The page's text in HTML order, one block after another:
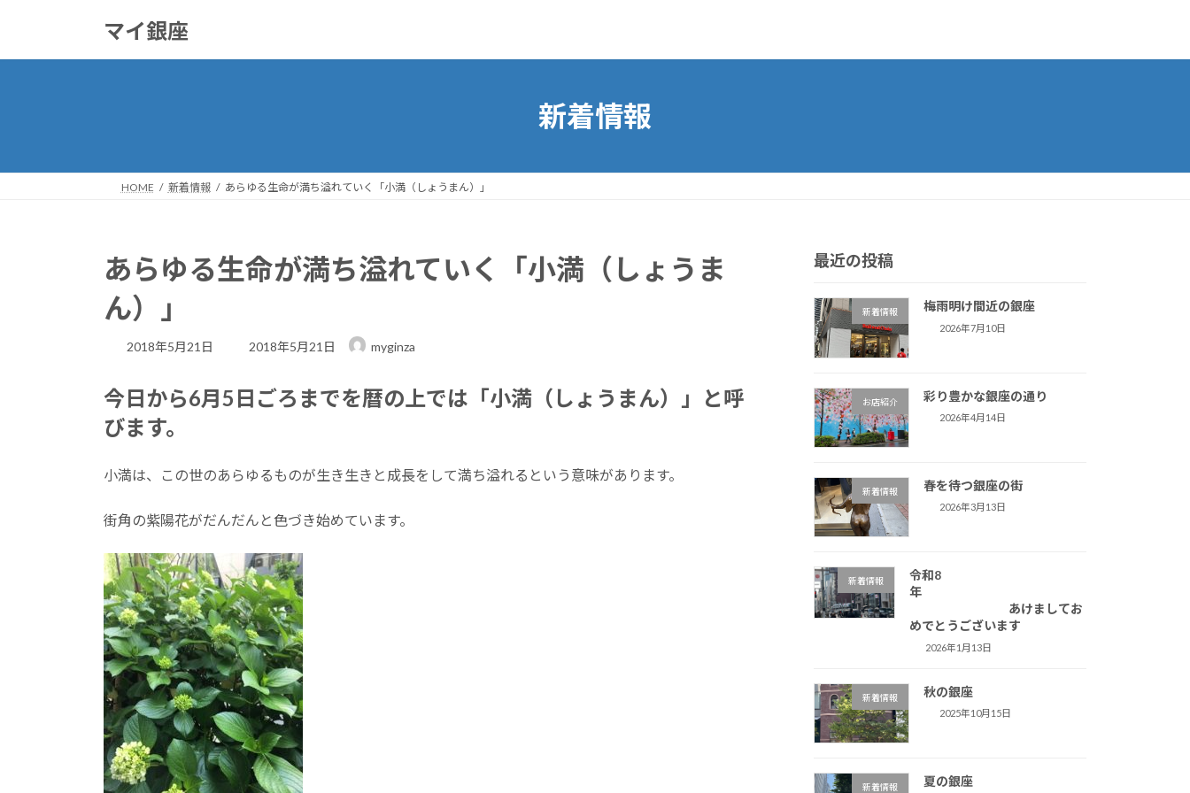
マイ銀座
新着情報
HOME 新着情報 あらゆる生命が満ち溢れていく「小満（しょうまん）」
あらゆる生命が満ち溢れていく「小満（しょうま
ん）」
2018年5月21日
最
新
2018年5月21日 myginza
今日から6月5日ごろまでを暦の上では「小満（しょうまん）」と呼
びます。
小満は、この世のあらゆるものが生き生きと成長をして満ち溢れるという意味があります。
街角の紫陽花がだんだんと色づき始めています。
最近の投稿
新着情報 梅雨明け間近の銀座
2026年7月10日
お店紹介 彩り豊かな銀座の通り
2026年4月14日
新着情報 春を待つ銀座の街
2026年3月13日
新着情報
令和8
年
あけましてお
めでとうございます
2026年1月13日
新着情報 秋の銀座
2025年10月15日
新着情報 夏の銀座